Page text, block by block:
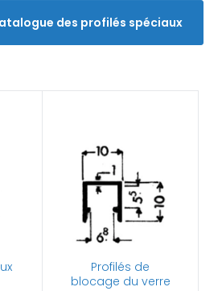
des profilés spéciaux
Profilés de
blocage du verre